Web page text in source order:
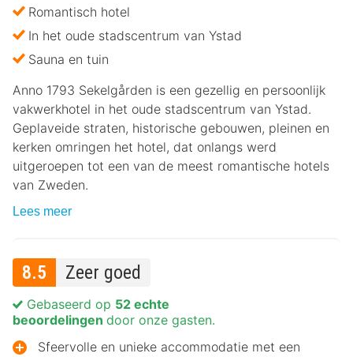
Romantisch hotel
In het oude stadscentrum van Ystad
Sauna en tuin
Anno 1793 Sekelgården is een gezellig en persoonlijk
vakwerkhotel in het oude stadscentrum van Ystad.
Geplaveide straten, historische gebouwen, pleinen en
kerken omringen het hotel, dat onlangs werd
uitgeroepen tot een van de meest romantische hotels
van Zweden.
Lees meer
8.5 Zeer goed
Gebaseerd op 52 echte
beoordelingen door onze gasten.
Sfeervolle en unieke accommodatie met een